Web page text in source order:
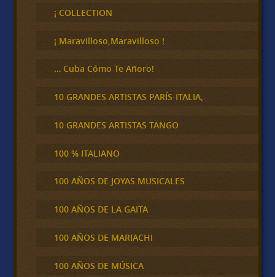
c
a
¡ COLLECTION
¡ Maravilloso,Maravilloso !
… Cuba Cómo Te Añoro!
10 GRANDES ARTISTAS PARÍS-ITALIA,
10 GRANDES ARTISTAS TANGO
100 % ITALIANO
100 AÑOS DE JOYAS MUSICALES
100 AÑOS DE LA GAITA
100 AÑOS DE MARIACHI
100 AÑOS DE MÚSICA